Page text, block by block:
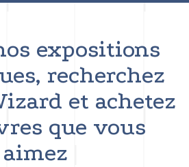
expositions
recherchez
et achetez
que vous
aimez